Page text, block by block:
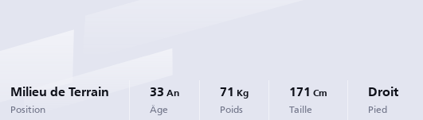
Milieu de Terrain
Position
33 An
Âge
71 Kg
Poids
171 Cm
Taille
Droit
Pied